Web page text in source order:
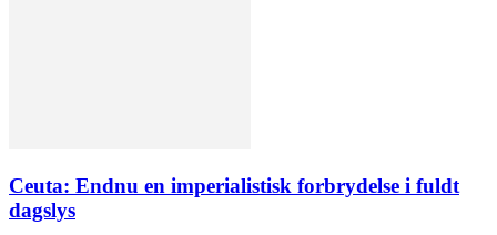
Ceuta: Endnu en imperialistisk forbrydelse i fuldt
dagslys